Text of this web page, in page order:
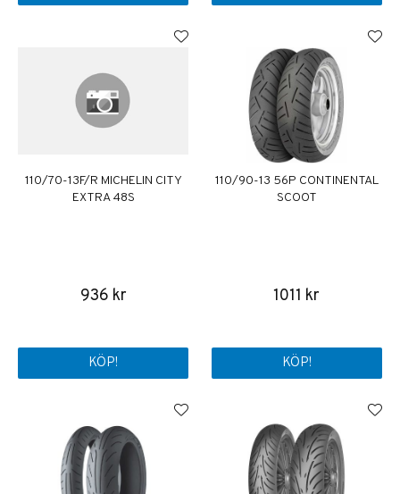
110/70-13F/R MICHELIN CITY
EXTRA 48S
936 kr
KÖP!
110/90-13 56P CONTINENTAL
SCOOT
1011 kr
KÖP!